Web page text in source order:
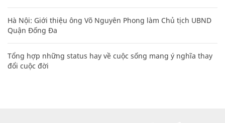
Hà Nội: Giới thiệu ông Võ Nguyên Phong làm Chủ tịch UBND
Quận Đống Đa
Tổng hợp những status hay về cuộc sống mang ý nghĩa thay
đổi cuộc đời